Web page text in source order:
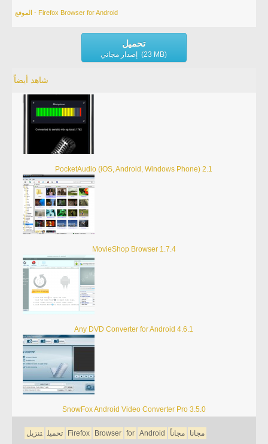
الموقع - Firefox Browser for Android
تحميل
إصدار مجاني (23 MB)
شاهد أيضاً
PocketAudio (iOS, Android, Windows Phone) 2.1
MovieShop Browser 1.7.4
Any DVD Converter for Android 4.6.1
SnowFox Android Video Converter Pro 3.5.0
تحميل تنزيل Firefox Browser for Android مجانا مجاناً